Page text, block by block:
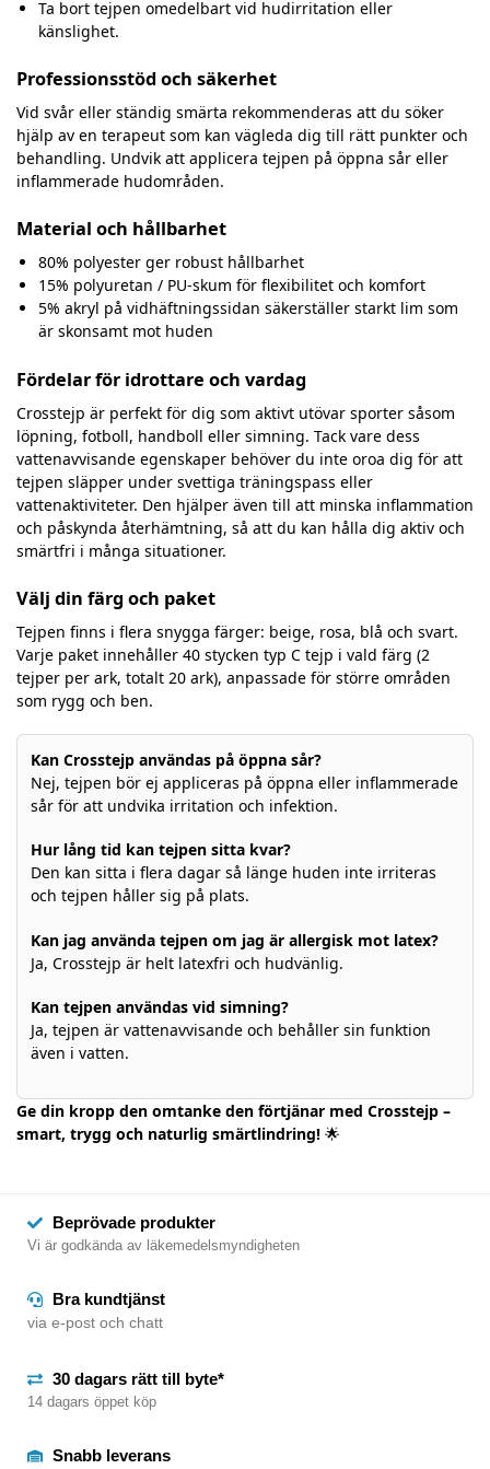
Ta bort tejpen omedelbart vid hudirritation eller
känslighet.
Professionsstöd och säkerhet
Vid svår eller ständig smärta rekommenderas att du söker
hjälp av en terapeut som kan vägleda dig till rätt punkter och
behandling. Undvik att applicera tejpen på öppna sår eller
inflammerade hudområden.
Material och hållbarhet
80% polyester ger robust hållbarhet
15% polyuretan / PU-skum för flexibilitet och komfort
5% akryl på vidhäftningssidan säkerställer starkt lim som
är skonsamt mot huden
Fördelar för idrottare och vardag
Crosstejp är perfekt för dig som aktivt utövar sporter såsom
löpning, fotboll, handboll eller simning. Tack vare dess
vattenavvisande egenskaper behöver du inte oroa dig för att
tejpen släpper under svettiga träningspass eller
vattenaktiviteter. Den hjälper även till att minska inflammation
och påskynda återhämtning, så att du kan hålla dig aktiv och
smärtfri i många situationer.
Välj din färg och paket
Tejpen finns i flera snygga färger: beige, rosa, blå och svart.
Varje paket innehåller 40 stycken typ C tejp i vald färg (2
tejper per ark, totalt 20 ark), anpassade för större områden
som rygg och ben.
Kan Crosstejp användas på öppna sår?
Nej, tejpen bör ej appliceras på öppna eller inflammerade
sår för att undvika irritation och infektion.
Hur lång tid kan tejpen sitta kvar?
Den kan sitta i flera dagar så länge huden inte irriteras
och tejpen håller sig på plats.
Kan jag använda tejpen om jag är allergisk mot latex?
Ja, Crosstejp är helt latexfri och hudvänlig.
Kan tejpen användas vid simning?
Ja, tejpen är vattenavvisande och behåller sin funktion
även i vatten.
Ge din kropp den omtanke den förtjänar med Crosstejp –
smart, trygg och naturlig smärtlindring! 🌟
Beprövade produkter
Vi är godkända av läkemedelsmyndigheten
Bra kundtjänst
via e-post och chatt
30 dagars rätt till byte*
14 dagars öppet köp
Snabb leverans